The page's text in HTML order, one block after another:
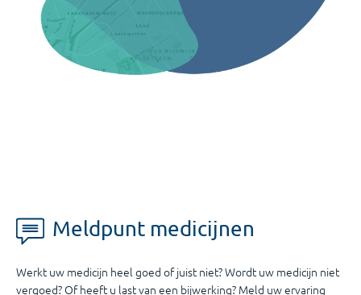
Meldpunt medicijnen
Werkt uw medicijn heel goed of juist niet? Wordt uw medicijn niet
vergoed? Of heeft u last van een bijwerking? Meld uw ervaring